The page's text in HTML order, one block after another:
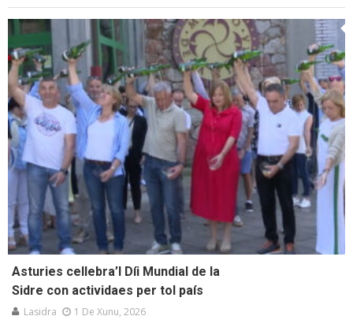
Asturies cellebra’l Díi Mundial de la
Sidre con actividaes per tol país
Lasidra 1 De Xunu, 2026